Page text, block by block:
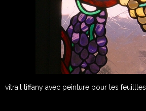
vitrail tiffany avec peinture pour les feuillles